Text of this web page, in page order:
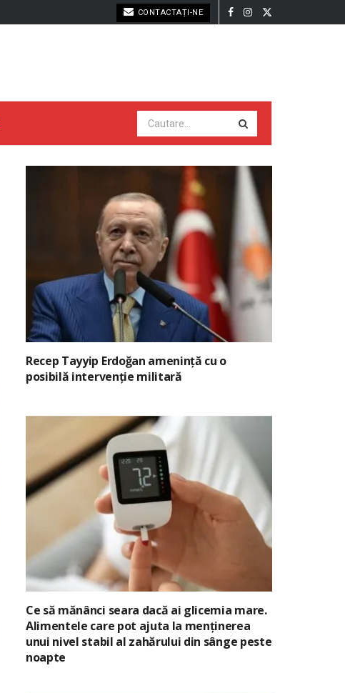
CONTACTAȚI-NE
Recep Tayyip Erdoğan amenință cu o
posibilă intervenție militară
Ce să mănânci seara dacă ai glicemia mare.
Alimentele care pot ajuta la menținerea
unui nivel stabil al zahărului din sânge peste
noapte